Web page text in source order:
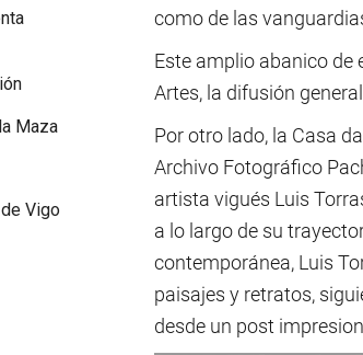
como de las
Este amplio abanico de
Artes, la difusión
Por otro lado, la Casa
Archivo Fotográfico
artista vigués Luis
a lo largo de su
contemporánea, Luis
paisajes y retratos,
desde un post
Maza
Vigo